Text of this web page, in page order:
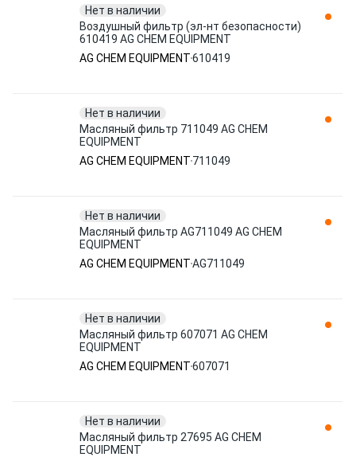
Нет в наличии
Воздушный фильтр (эл-нт безопасности)
610419 AG CHEM EQUIPMENT
AG CHEM EQUIPMENT610419
Нет в наличии
Масляный фильтр 711049 AG CHEM
EQUIPMENT
AG CHEM EQUIPMENT 711049
Нет в наличии
Масляный фильтр AG711049 AG CHEM
EQUIPMENT
AG CHEM EQUIPMENTAG711049
Нет в наличии
Масляный фильтр 607071 AG CHEM
EQUIPMENT
AG CHEM EQUIPMENT607071
Нет в наличии
Масляный фильтр 27695 AG CHEM
EQUIPMENT